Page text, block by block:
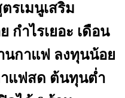
รเมนูเสริม
กำไรเยอะ เดือน
นกาแฟ ลงทุนน้อย
แฟสด ต้นทุนต่ำ